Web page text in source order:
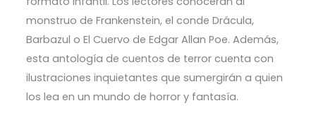
monstruo de Frankenstein, el conde Drácula,
Barbazul o El Cuervo de Edgar Allan Poe. Además,
esta antología de cuentos de terror cuenta con
ilustraciones inquietantes que sumergirán a quien
los lea en un mundo de horror y fantasía.